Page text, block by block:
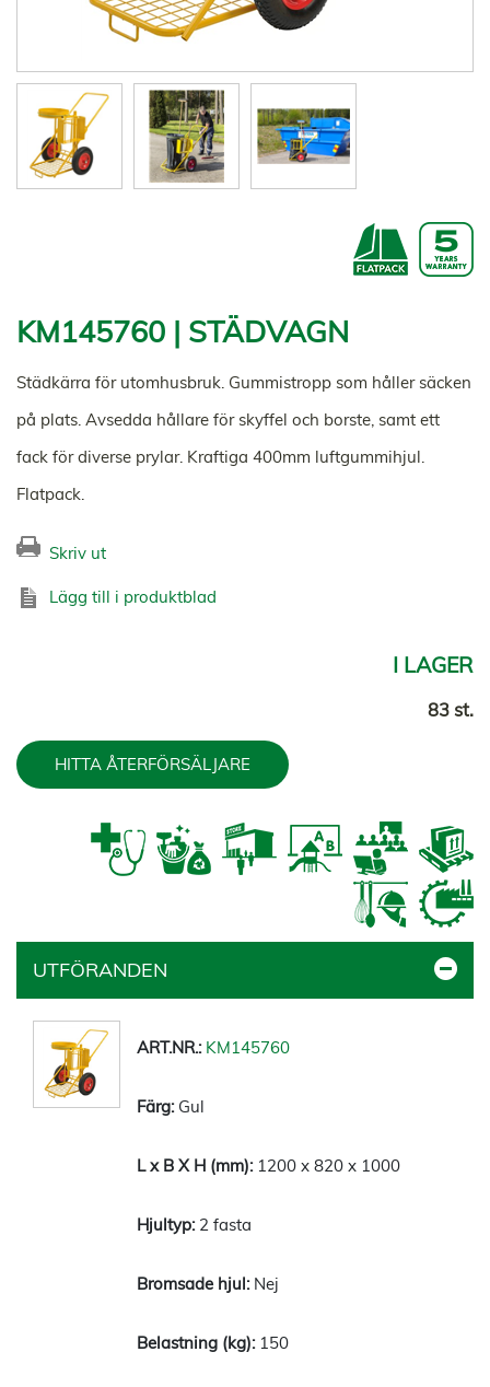
KM145760 | STÄDVAGN
Städkärra för utomhusbruk. Gummistropp som håller säcken
på plats. Avsedda hållare för skyffel och borste, samt ett
fack för diverse prylar. Kraftiga 400mm luftgummihjul.
Flatpack.
Skriv ut
Lägg till i produktblad
I LAGER
83 st.
HITTA ÅTERFÖRSÄLJARE
UTFÖRANDEN
KM145760
Gul
1200 x 820 x 1000
2 fasta
Nej
150